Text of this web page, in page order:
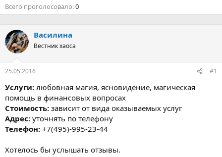
Всего проголосовало 0
Василина
Вестник хаоса
25.05.2016 #1
Услуги: любовная магия, ясновидение, магическая
помощь в финансовых вопросах
Стоимость: зависит от вида оказываемых услуг
Адрес: уточнять по телефону
Телефон: +7(495)-995-23-44
Хотелось бы услышать отзывы.